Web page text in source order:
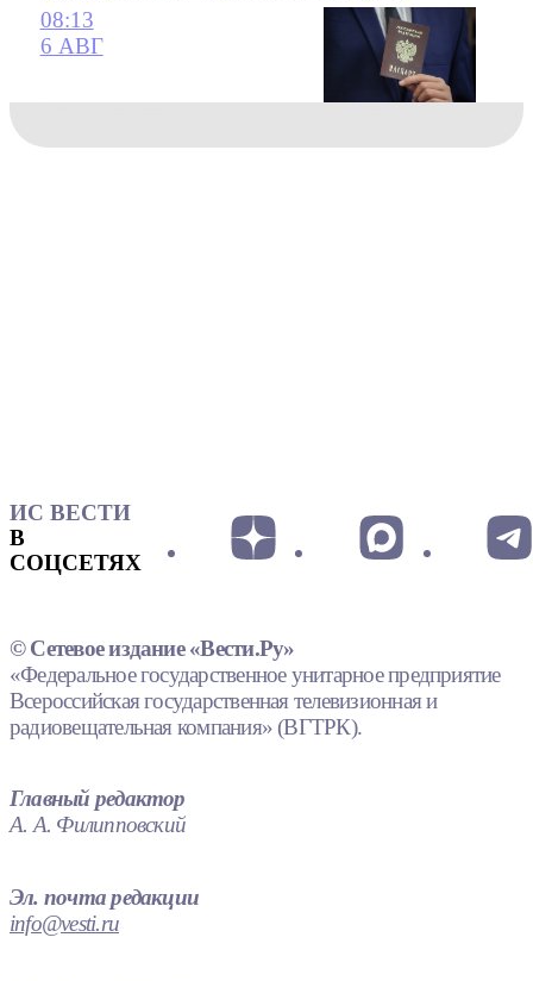
08:13
6 АВГ
ИС ВЕСТИ
В
СОЦСЕТЯХ
© Сетевое издание «Вести.Ру»
«Федеральное государственное унитарное предприятие
Всероссийская государственная телевизионная и
радиовещательная компания» (ВГТРК).
Главный редактор
А. А. Филипповский
Эл. почта редакции
info@vesti.ru